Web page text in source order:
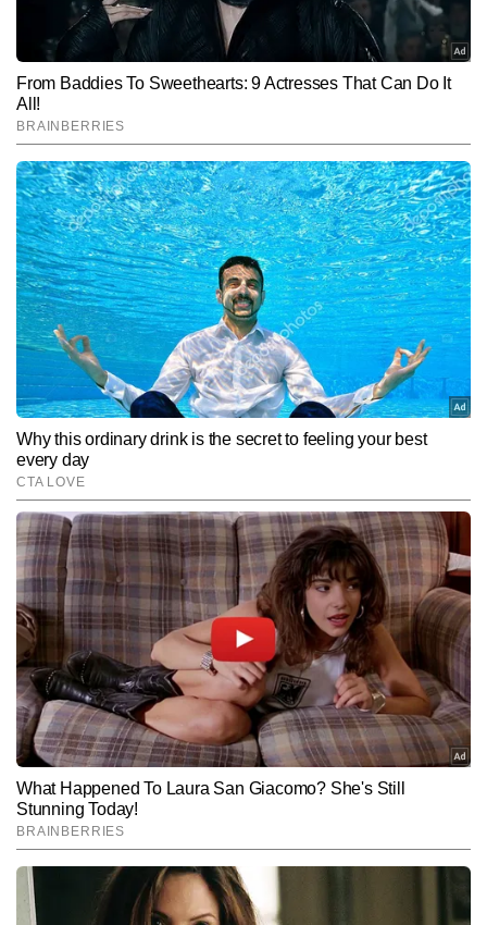
कंसल्टेशन किया, जिन्होंने उनके एमआरआई स्कैन की समीक्षा की।
Hindi NewsSports Cricket
उमेश कुमार AUTHOR
उमेश कुमार पत्रकारिता में पिछले 7 वर्षों से सक्रिय हैं। उन्होंने इलाहाबाद
विश्वविद्यालय से पत्रकारिता की पढ़ाई की है। करियर की शुरुआत प्रिंट मीडिया से
करने के बाद उन्होंने डिजिटल मीडिया में बतौर स्पोर्ट्स राइटर अपनी मजबूत पहचान
बनाई। उमेश ने अमर उजाला (प्रिंट), ईटीवी भारत (हैदराबाद), दैनिक भास्कर और
दैनिक जागरण जैसे संस्थानों के साथ काम किया है। उमेश ने क्रिकेट की कई
बायलेटरल सीरीज, आईपीएल, वर्ल्ड कप, प्रो कबड्डी लीग, फीफा वर्ल्ड कप, हॉकी
वर्ल्ड कप और ओलंपिक जैसे बड़े राष्ट्रीय-अंतरराष्ट्रीय खेल आयोजनों को कवर
किया है। खेलों की गहरी समझ और डेटा-ड्रिवन स्टोरीटेलिंग उनकी लेखनी की
खासियत है।
और पढ़ें
Follow Us:
Subscribe to our daily Newsletter!
SUBMIT